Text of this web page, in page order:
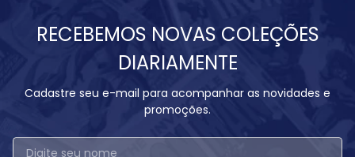
RECEBEMOS NOVAS COLEÇÕES
DIARIAMENTE
Cadastre seu e-mail para acompanhar as novidades e
promoções.